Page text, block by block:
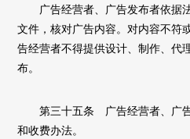
广告经营者、广告发布者依据
文件，核对广告内容。对内容不符
告经营者不得提供设计、制作、代
布。
第三十五条 广告经营者、广告
和收费办法。